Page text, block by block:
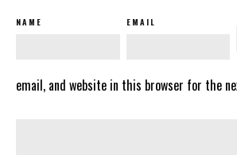
NAME EMAIL
email, and website in this browser for the